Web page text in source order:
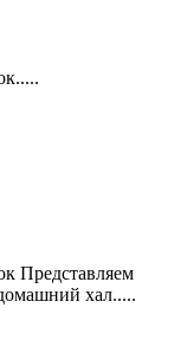
Представляем
хал.....